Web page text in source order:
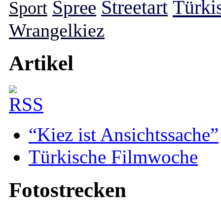
Sport Spree Streetart
Wrangelkiez
Artikel
“Kiez ist Ansichtssache”
Türkische Filmwoche
Fotostrecken